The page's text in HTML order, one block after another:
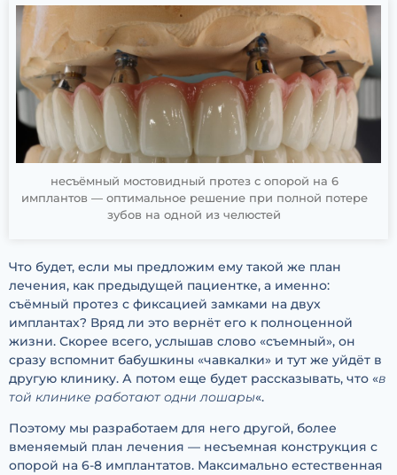
несъёмный мостовидный протез с опорой на 6
имплантов — оптимальное решение при полной потере
зубов на одной из челюстей
Что будет, если мы предложим ему такой же план
лечения, как предыдущей пациентке, а именно:
съёмный протез с фиксацией замками на двух
имплантах? Вряд ли это вернёт его к полноценной
жизни. Скорее всего, услышав слово «съемный», он
сразу вспомнит бабушкины «чавкалки» и тут же уйдёт в
другую клинику. А потом еще будет рассказывать, что «в
той клинике работают одни лошары«.
Поэтому мы разработаем для него другой, более
вменяемый план лечения — несъемная конструкция с
опорой на 6-8 имплантатов. Максимально естественная